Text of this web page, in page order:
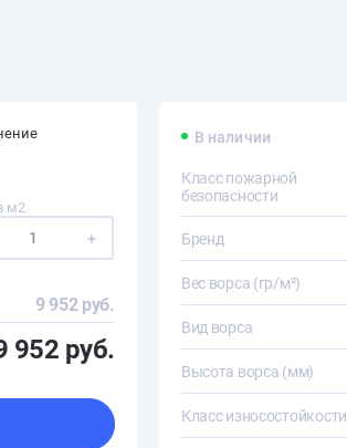
м2
+
9 952 руб.
952 руб.
В наличии
Класс пожарной
безопасности
Бренд
Вес ворса (гр/м²)
Вид ворса
Высота ворса (мм)
Класс износостойкости